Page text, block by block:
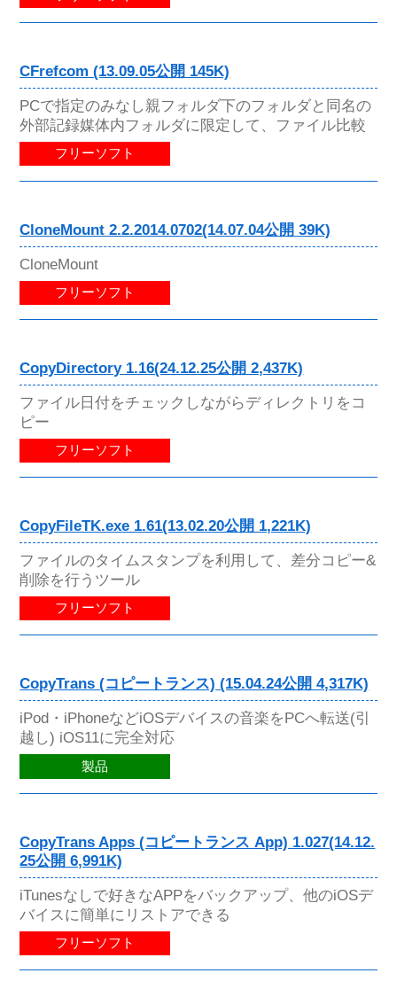
CFrefcom (13.09.05公開 145K)
PCで指定のみなし親フォルダ下のフォルダと同名の
外部記録媒体内フォルダに限定して、ファイル比較
フリーソフト
CloneMount 2.2.2014.0702(14.07.04公開 39K)
CloneMount
フリーソフト
CopyDirectory 1.16(24.12.25公開 2,437K)
ファイル日付をチェックしながらディレクトリをコ
ピー
フリーソフト
CopyFileTK.exe 1.61(13.02.20公開 1,221K)
ファイルのタイムスタンプを利用して、差分コピー&
削除を行うツール
フリーソフト
CopyTrans (コピートランス) (15.04.24公開 4,317K)
iPod・iPhoneなどiOSデバイスの音楽をPCへ転送(引
越し) iOS11に完全対応
製品
CopyTrans Apps (コピートランス App) 1.027(14.12.
25公開 6,991K)
iTunesなしで好きなAPPをバックアップ、他のiOSデ
バイスに簡単にリストアできる
フリーソフト